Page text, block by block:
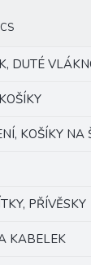
DUTÉ
KOŠÍKY NA
PŘÍVĚSKY
KABELEK